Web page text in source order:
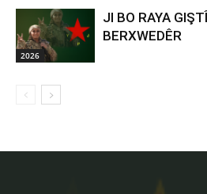
2026
JI BO RAYA
BERXWEDÊR